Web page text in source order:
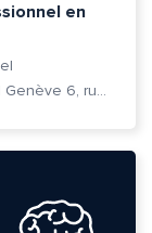
en
Cité des Métiers du Grand Genève 6, rue Prévost-Martin 1205 Genève
page?